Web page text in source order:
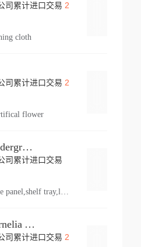
司累计进口交易 2
cloth
司累计进口交易 2
flower
Knapheide Kc Underground
司累计进口交易
Russell James Cornelia Arlington Va
司累计进口交易 2